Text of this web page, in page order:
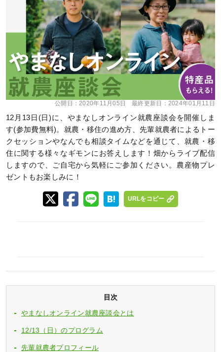
公開日：2020年11月05日 最終更新日： 2024年01月11日
12月13日(日)に、やまなしオンライン就農座談会を開催しま
す(参加費無料)。就農・移住の進め方、先輩就農者によるトー
クセッションやなんでも相談タイムなどを通じて、就農・移
住に関する様々なギモンにお答えします！畑からライブ配信
しますので、ご自宅から気軽にご参加ください。農産物プレ
ゼントもお楽しみに！
URLをコピー
目次
やまなしオンライン就農座談会とは
12/13（日）のプログラム
先輩就農者プロフィール